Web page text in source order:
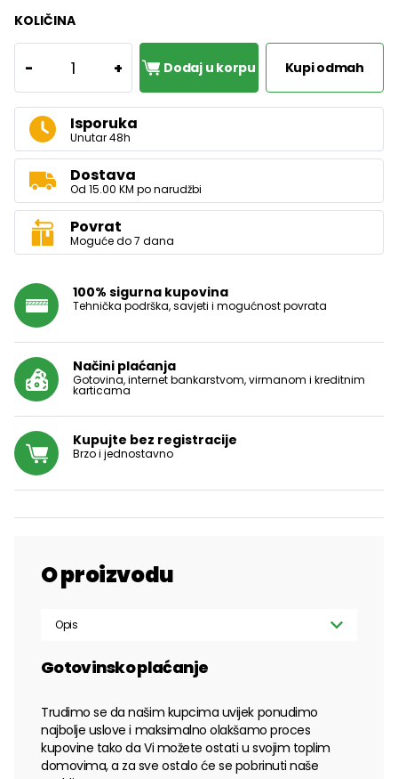
KOLIČINA
- 1 + Dodaj u korpu Kupi odmah
Isporuka
Unutar 48h
Dostava
Od 15.00 KM po narudžbi
Povrat
Moguće do 7 dana
100% sigurna kupovina
Tehnička podrška, savjeti i mogućnost povrata
Načini plaćanja
Gotovina, internet bankarstvom, virmanom i kreditnim
karticama
Kupujte bez registracije
Brzo i jednostavno
O proizvodu
Opis
Gotovinsko plaćanje
Trudimo se da našim kupcima uvijek ponudimo
najbolje uslove i maksimalno olakšamo proces
kupovine tako da Vi možete ostati u svojim toplim
domovima, a za sve ostalo će se pobrinuti naše